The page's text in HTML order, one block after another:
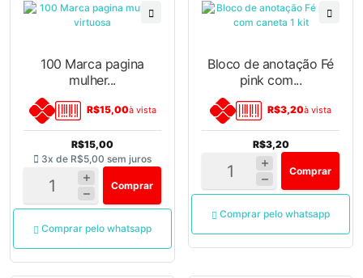
100 Marca pagina
mulher...
R$15,00à vista
R$15,00
3x de R$5,00 sem juros
Comprar
Comprar pelo whatsapp
Bloco de anotação Fé
pink com...
R$3,20à vista
R$3,20
Comprar
Comprar pelo whatsapp